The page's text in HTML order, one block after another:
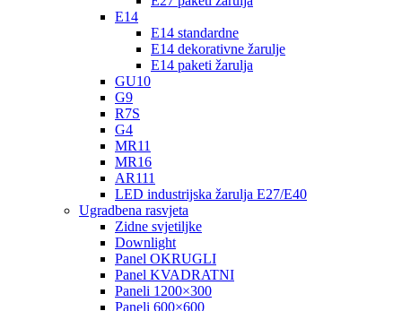
E14
E14 standardne
E14 dekorativne žarulje
E14 paketi žarulja
GU10
G9
R7S
G4
MR11
MR16
AR111
LED industrijska žarulja E27/E40
Ugradbena rasvjeta
Zidne svjetiljke
Downlight
Panel OKRUGLI
Panel KVADRATNI
Paneli 1200×300
Paneli 600×600